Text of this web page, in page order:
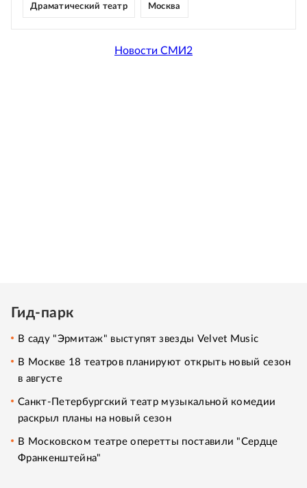
Драматический театр Москва
Новости СМИ2
Гид-парк
В саду "Эрмитаж" выступят звезды Velvet Music
В Москве 18 театров планируют открыть новый сезон
в августе
Санкт-Петербургский театр музыкальной комедии
раскрыл планы на новый сезон
В Московском театре оперетты поставили "Сердце
Франкенштейна"